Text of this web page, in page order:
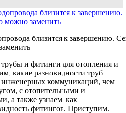
близится к завершению.
и фитинги для отопления и
какие разновидности труб
коммуникаций, чем
с отопительными и
а также узнаем, как
фитингов. Приступим.